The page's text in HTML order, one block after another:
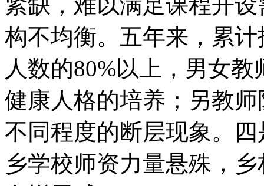
构不均衡。五年来，累
人数的80%以上，男女
健康人格的培养；另教
不同程度的断层现象。
乡学校师资力量悬殊，